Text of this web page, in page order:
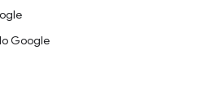
Google